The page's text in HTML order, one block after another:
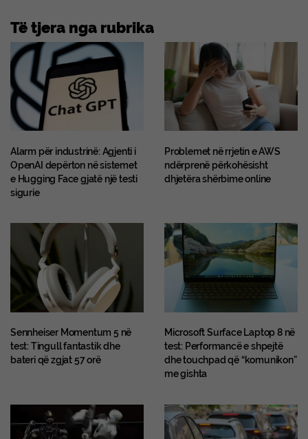
Të tjera nga rubrika
Alarm për industrinë: Agjenti i
OpenAI depërton në sistemet
e Hugging Face gjatë një testi
sigurie
Problemet në rrjetin e AWS
ndërprenë përkohësisht
dhjetëra shërbime online
Sennheiser Momentum 5 në
test: Tingull fantastik dhe
bateri që zgjat 57 orë
Microsoft Surface Laptop 8 në
test: Performancë e shpejtë
dhe touchpad që “komunikon”
me gishta